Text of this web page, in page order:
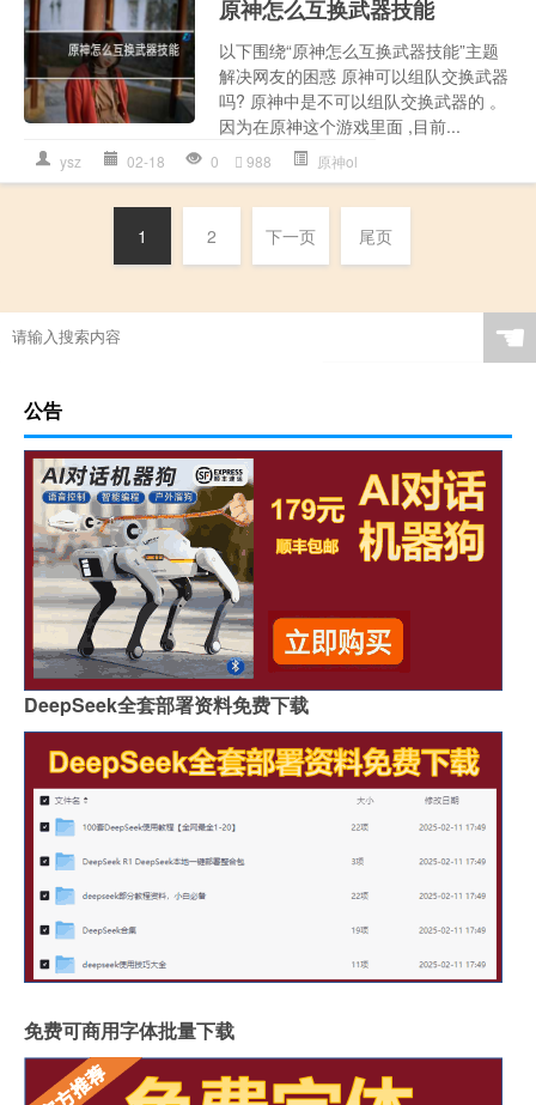
原神怎么互换武器技能
以下围绕“原神怎么互换武器技能”主题
解决网友的困惑 原神可以组队交换武器
吗? 原神中是不可以组队交换武器的 。
因为在原神这个游戏里面 ,目前...
ysz 02-18 0 988 原神ol
1 2 下一页 尾页
☚
公告
DeepSeek全套部署资料免费下载
免费可商用字体批量下载